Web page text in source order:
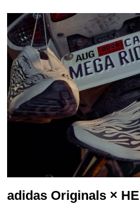
adidas Originals ×